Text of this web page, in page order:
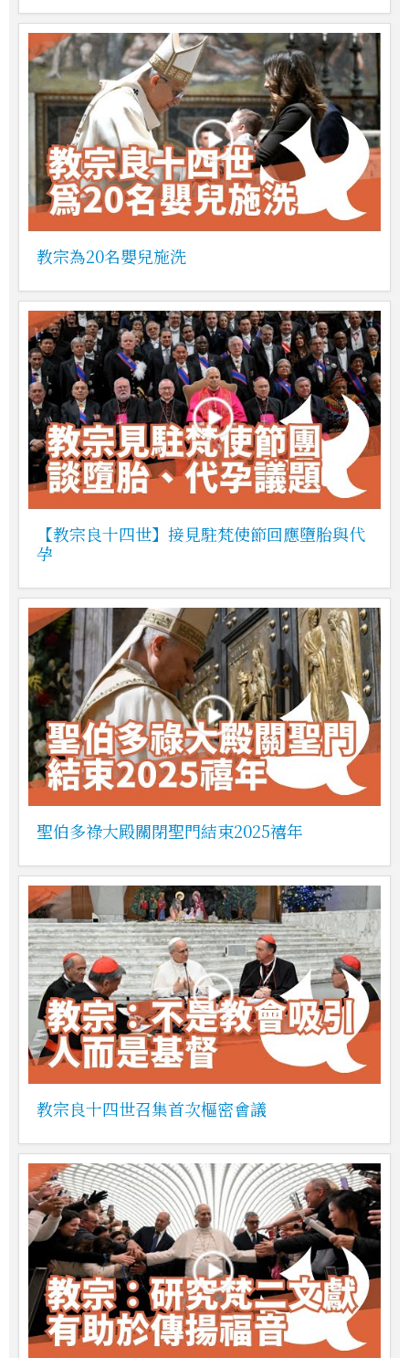
教宗為20名嬰兒施洗
【教宗良十四世】接見駐梵使節回應墮胎與代
孕
聖伯多祿大殿關閉聖門結束2025禧年
教宗良十四世召集首次樞密會議